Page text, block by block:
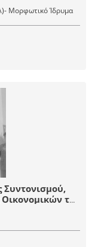
Μορφωτικό Ίδρυμα
της